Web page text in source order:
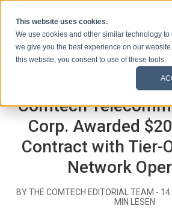
This website uses cookies.
We use cookies and other similar technology to
we give you the best experience on our
this website, you consent to use of these tools.
Comtech
Corp. Awarded
Contract with Tier-
Network
BY THE COMTECH EDITORIAL TEAM -
MIN LESEN